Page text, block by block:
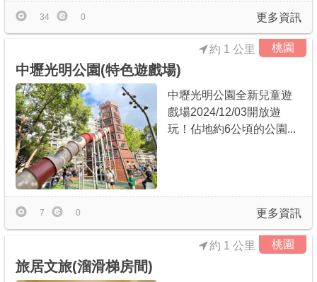
更多資訊
34 0
桃園
中壢光明公園(特色遊戲場)
約 1 公里
中壢光明公園全新兒童遊
戲場2024/12/03開放遊
玩！佔地約6公頃的公園...
更多資訊
7 0
桃園
旅居文旅(溜滑梯房間)
約 1 公里